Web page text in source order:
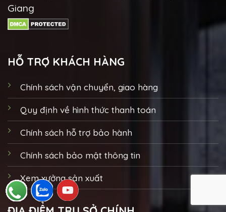
Giang
HỖ TRỢ KHÁCH HÀNG
Chính sách vận chuyển, giao hàng
Quy định về hình thức thanh toán
Chính sách hỗ trợ bảo hành
Chính sách bảo mật thông tin
Xem xưởng sản xuất